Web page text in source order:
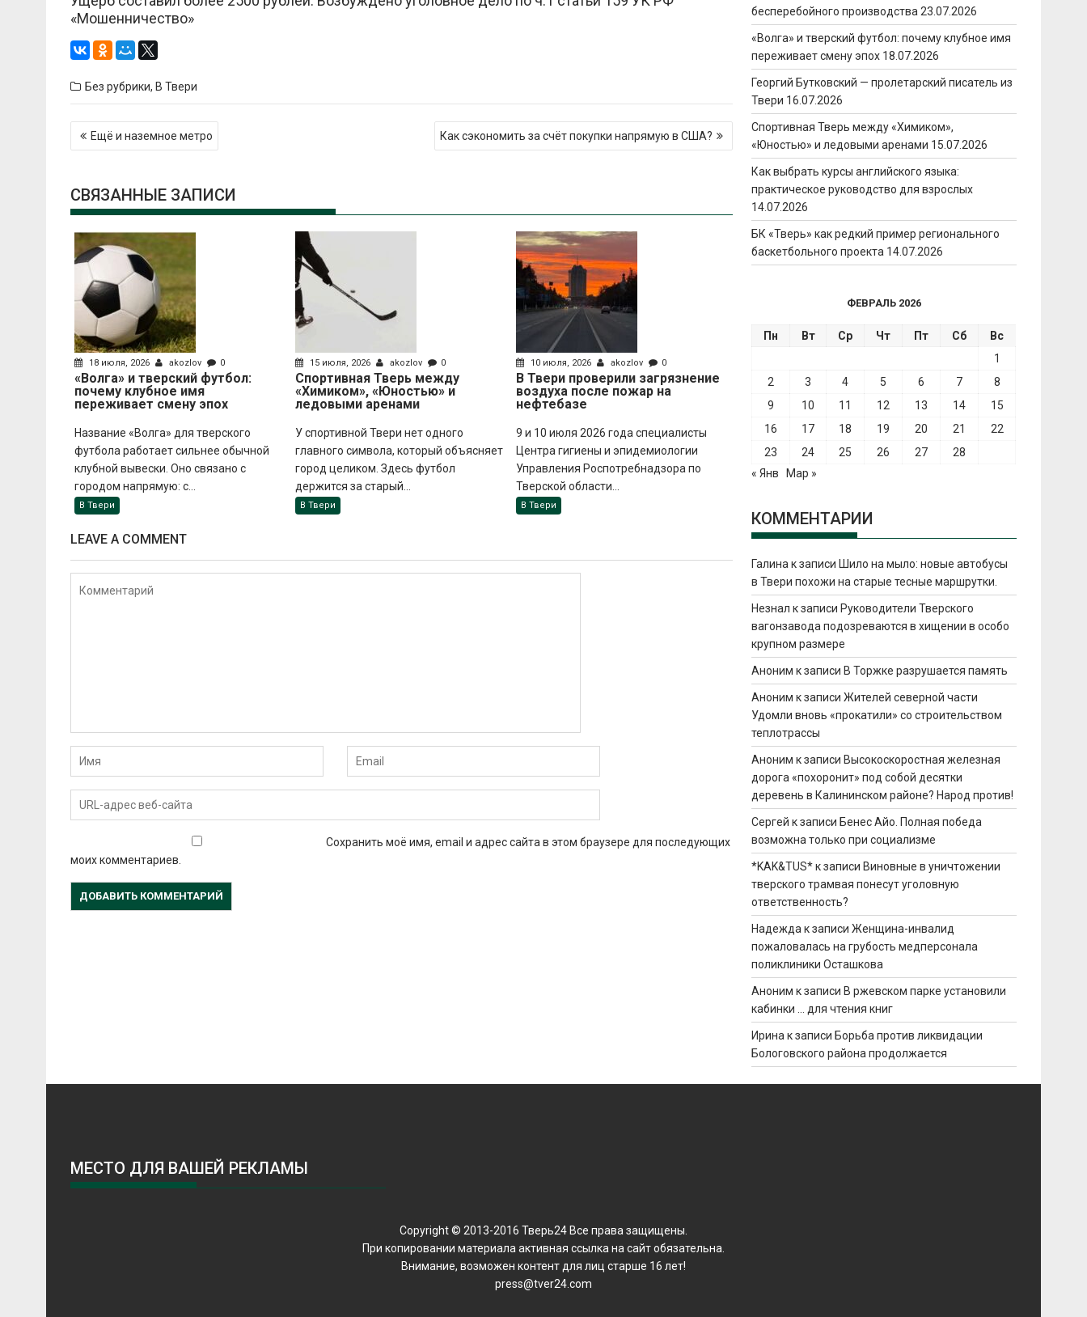
«Мошенничество»
Без рубрики, В Твери
Навигация
по Ещё и наземное метро Как сэкономить за счёт покупки напрямую в США?
СВЯЗАННЫЕ ЗАПИСИ
18 июля, 2026 akozlov 0
«Волга» и тверский футбол:
почему клубное имя
переживает смену эпох
Название «Волга» для тверского
футбола работает сильнее обычной
клубной вывески. Оно связано с
городом напрямую: с...
В Твери
15 июля, 2026 akozlov 0
Спортивная Тверь между
«Химиком», «Юностью» и
ледовыми аренами
У спортивной Твери нет одного
главного символа, который объясняет
город целиком. Здесь футбол
держится за старый...
В Твери
10 июля, 2026 akozlov 0
В Твери проверили загрязнение
воздуха после пожар на
нефтебазе
9 и 10 июля 2026 года специалисты
Центра гигиены и эпидемиологии
Управления Роспотребнадзора по
Тверской области...
В Твери
LEAVE A COMMENT
Сохранить моё имя, email и адрес сайта в этом браузере для последующих
моих комментариев.
бесперебойного производства 23.07.2026
«Волга» и тверский футбол: почему клубное имя
переживает смену эпох 18.07.2026
Георгий Бутковский — пролетарский писатель из
Твери 16.07.2026
Спортивная Тверь между «Химиком»,
«Юностью» и ледовыми аренами 15.07.2026
Как выбрать курсы английского языка:
практическое руководство для взрослых
14.07.2026
БК «Тверь» как редкий пример регионального
баскетбольного проекта 14.07.2026
ФЕВРАЛЬ 2026
Пн Вт Ср Чт Пт Сб
Вс
1
2
3 4 5 6 7
8
9
10 11 12 13 14
15
16
17 18 19 20 21
22
23
24 25 26 27
28
« Янв
Мар »
КОММЕНТАРИИ
Галина к записи Шило на мыло: новые автобусы
в Твери похожи на старые тесные маршрутки.
Незнал к записи Руководители Тверского
вагонзавода подозреваются в хищении в особо
крупном размере
Аноним к записи В Торжке разрушается память
Аноним к записиЖителей северной части
Удомли вновь «прокатили» со строительством
теплотрассы
Аноним к записи Высокоскоростная железная
дорога «похоронит» под собой десятки
деревень в Калининском районе? Народ против!
Сергей к записи Бенес Айо. Полная победа
возможна только при социализме
*KAK&TUS*к записи Виновные в уничтожении
тверского трамвая понесут уголовную
ответственность?
Надежда к записиЖенщина-инвалид
пожаловалась на грубость медперсонала
поликлиники Осташкова
Аноним к записи В ржевском парке установили
кабинки … для чтения книг
Ирина к записи Борьба против ликвидации
Бологовского района продолжается
МЕСТО ДЛЯ ВАШЕЙ РЕКЛАМЫ
Copyright © 2013-2016 Тверь24 Все права защищены.
При копировании материала активная ссылка на сайт обязательна.
Внимание, возможен контент для лиц старше 16 лет!
press@tver24.com